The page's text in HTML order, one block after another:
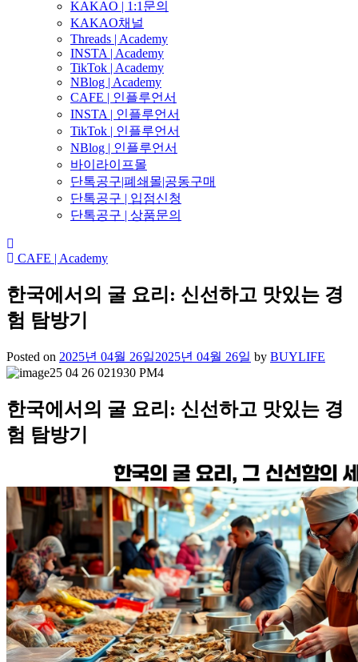
KAKAO | 1:1문의
KAKAO채널
Threads | Academy
INSTA | Academy
TikTok | Academy
NBlog | Academy
CAFE | 인플루언서
INSTA | 인플루언서
TikTok | 인플루언서
NBlog | 인플루언서
바이라이프몰
단톡공구|폐쇄몰|공동구매
단톡공구 | 입점신청
단톡공구 | 상품문의
CAFE | Academy
한국에서의 굴 요리: 신선하고 맛있는 경
험 탐방기
Posted on 2025년 04월 26일2025년 04월 26일 by BUYLIFE
한국에서의 굴 요리: 신선하고 맛있는 경
험 탐방기